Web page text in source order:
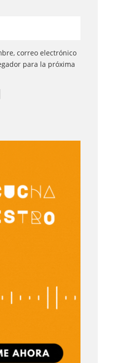
correo electrónico
para la próxima